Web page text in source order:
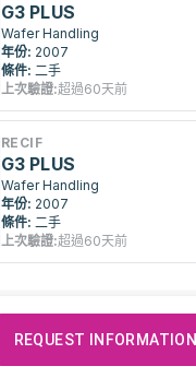
G3 PLUS
Wafer Handling
年份: 2007
條件: 二手
上次驗證:超過60天前
RECIF
G3 PLUS
Wafer Handling
年份: 2007
條件: 二手
上次驗證:超過60天前
REQUEST INFORMATION